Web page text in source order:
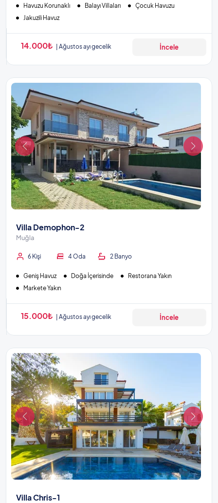
Havuzu Korunaklı Balayı Villaları
Çocuk Havuzu
Jakuzili Havuz
14.000₺ Ağustos ayı gecelik İncele
Villa Demophon-2
Muğla
6 Kişi 4 Oda 2 Banyo
Geniş Havuz Doğa İçerisinde
Restorana Yakın
Markete Yakın
15.000₺ Ağustos ayı gecelik İncele
Villa Chris-1